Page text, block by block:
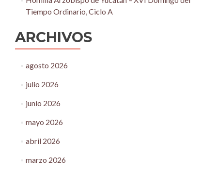
Tiempo Ordinario, Ciclo A
ARCHIVOS
agosto 2026
julio 2026
junio 2026
mayo 2026
abril 2026
marzo 2026